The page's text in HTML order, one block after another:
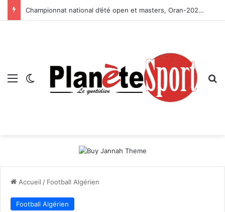
Championnat national d’été open et masters, Oran-2026 — Le CRB s’adjuge le titre
Menu Switch skin
Accueil / Football Algérien
Football Algérien